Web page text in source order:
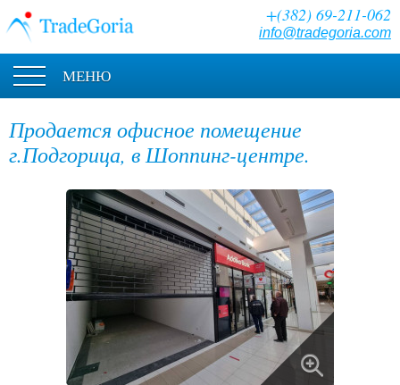
+(382) 69-211-062
info@tradegoria.com
МЕНЮ
Продается офисное помещение
г.Подгорица, в Шоппинг-центре.